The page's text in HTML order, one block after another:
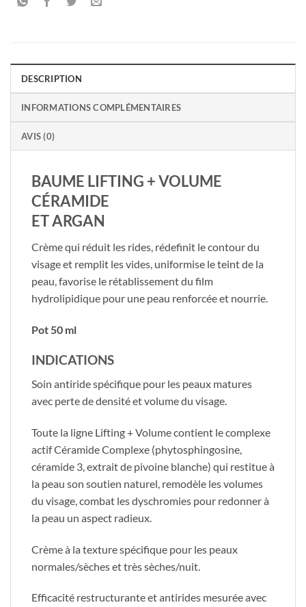
DESCRIPTION
INFORMATIONS COMPLÉMENTAIRES
AVIS (0)
BAUME LIFTING + VOLUME
CÉRAMIDE
ET ARGAN
​Crème qui réduit les rides, rédefinit le contour du
visage et remplit les vides, uniformise le teint de la
peau, favorise le rétablissement du film
hydrolipidique pour une peau renforcée et nourrie.
Pot 50 ml
INDICATIONS
Soin antiride spécifique pour les peaux matures
avec perte de densité et volume du visage.
Toute la ligne Lifting + Volume contient le complexe
actif Céramide Complexe (phytosphingosine,
céramide 3, extrait de pivoine blanche) qui restitue à
la peau son soutien naturel, remodèle les volumes
du visage, combat les dyschromies pour redonner à
la peau un aspect radieux.
Crème à la texture spécifique pour les peaux
normales/sèches et très sèches/nuit.
Efficacité restructurante et antirides mesurée avec